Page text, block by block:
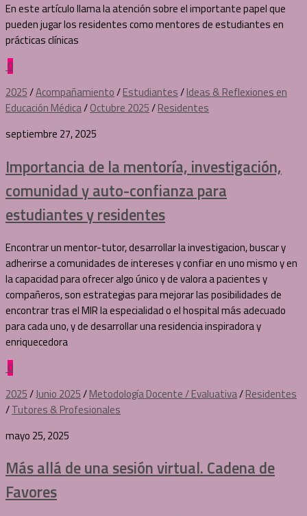
En este artículo llama la atención sobre el importante papel que
pueden jugar los residentes como mentores de estudiantes en
prácticas clínicas
0
2025/Acompañamiento/Estudiantes/Ideas & Reflexiones en
Educación Médica/Octubre 2025/Residentes
septiembre 27, 2025
Importancia de la mentoría, investigación,
comunidad y auto-confianza para
estudiantes y residentes
Encontrar un mentor-tutor, desarrollar la investigacion, buscar y
adherirse a comunidades de intereses y confiar en uno mismo y en
la capacidad para ofrecer algo único y de valora a pacientes y
compañeros, son estrategias para mejorar las posibilidades de
encontrar tras el MIR la especialidad o el hospital más adecuado
para cada uno, y de desarrollar una residencia inspiradora y
enriquecedora
0
2025/Junio 2025/Metodología Docente / Evaluativa/Residentes
/Tutores & Profesionales
mayo 25, 2025
Más allá de una sesión virtual. Cadena de
Favores